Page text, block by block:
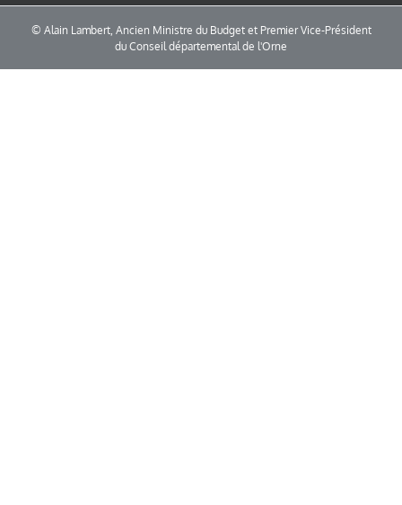
© Alain Lambert, Ancien Ministre du Budget et Premier Vice-Président
du Conseil départemental de l'Orne